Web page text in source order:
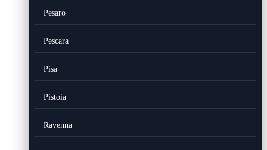
Pesaro
Pescara
Pisa
Pistoia
Ravenna